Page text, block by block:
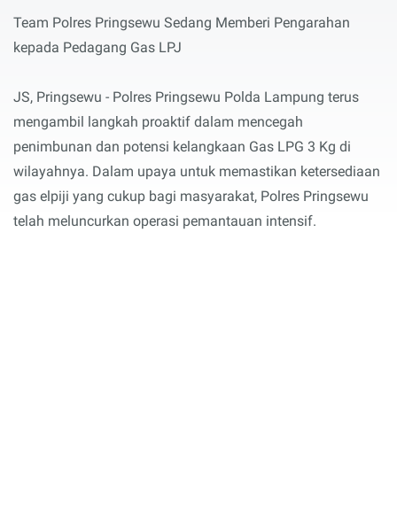
Team Polres Pringsewu Sedang Memberi Pengarahan
kepada Pedagang Gas LPJ
JS, Pringsewu - Polres Pringsewu Polda Lampung terus
mengambil langkah proaktif dalam mencegah
penimbunan dan potensi kelangkaan Gas LPG 3 Kg di
wilayahnya. Dalam upaya untuk memastikan ketersediaan
gas elpiji yang cukup bagi masyarakat, Polres Pringsewu
telah meluncurkan operasi pemantauan intensif.